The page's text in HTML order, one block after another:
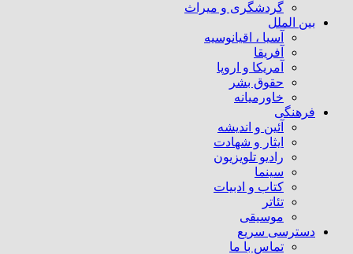
گردشگری و میراث
بین الملل
آسیا ، اقیانوسیه
آفریقا
آمریکا و اروپا
حقوق بشر
خاورمیانه
فرهنگی
آئین و اندیشه
ایثار و شهادت
رادیو تلویزیون
سینما
کتاب و ادبیات
تئاتر
موسیقی
دسترسی سریع
تماس با ما